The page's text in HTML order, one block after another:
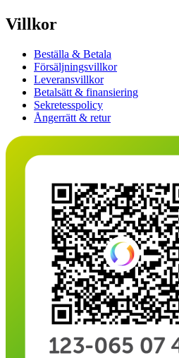
Villkor
Beställa & Betala
Försäljningsvillkor
Leveransvillkor
Betalsätt & finansiering
Sekretesspolicy
Ångerrätt & retur